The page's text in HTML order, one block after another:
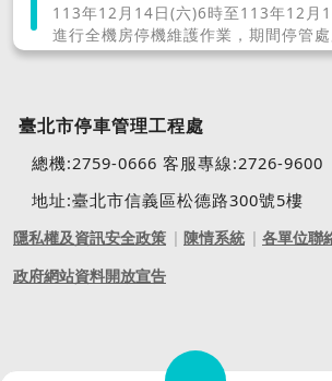
113年12月14日(六)6時至113年12月
進行全機房停機維護作業，期間停管
系統與臺北市路邊停車繳費查詢作業
通地理資訊整合服務系統 【連結】 (4) 臺北市政府防汛
二、CMS電子看板暫停停車場剩餘車格
停車費自動化管道（智慧支付APP、超
機、停車查詢一站式服務網、北市好停
繳費機）暫停查詢及繳費服務。 四、停車單無紙化簡訊
將於系統回復後補送通知，期間如有收
之路邊停車單，將延後繳費期限至12
臺北市停車管理工程處
總機:2759-0666 客服專線:2726-9600
地址:臺北市信義區松德路300號5樓
隱私權及資訊安全政策 陳情系統
各單位聯
政府網站資料開放宣告